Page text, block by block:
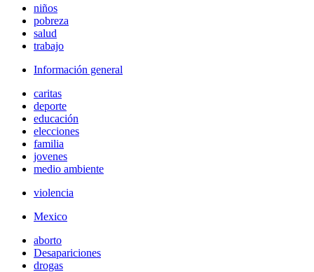
niños
pobreza
salud
trabajo
Información general
caritas
deporte
educación
elecciones
familia
jovenes
medio ambiente
violencia
Mexico
aborto
Desapariciones
drogas